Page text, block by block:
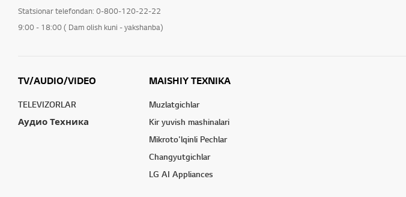
Statsionar telefondan: 0-800-120-22-22
9:00 - 18:00 ( Dam olish kuni - yakshanba)
TV/AUDIO/VIDEO
TELEVIZORLAR
Аудио Техника
MAISHIY TEXNIKA
Muzlatgichlar
Kir yuvish mashinalari
Mikroto'lqinli Pechlar
Changyutgichlar
LG AI Appliances